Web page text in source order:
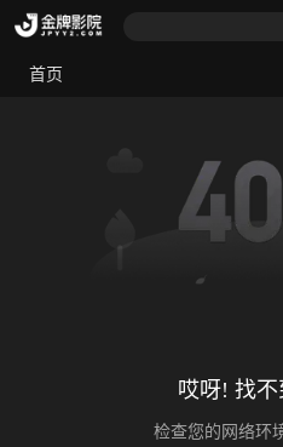
首页
哎呀! 找不
检查您的网络环